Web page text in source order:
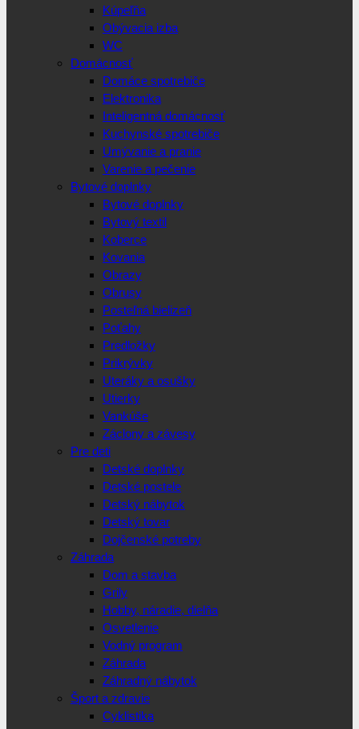
Kúpeľňa
Obývacia izba
WC
Domácnosť
Domáce spotrebiče
Elektronika
Inteligentná domácnosť
Kuchynské spotrebiče
Umývanie a pranie
Varenie a pečenie
Bytové doplnky
Bytové doplnky
Bytový textil
Koberce
Kovania
Obrazy
Obrusy
Posteľná bielizeň
Poťahy
Predložky
Prikrývky
Uteráky a osušky
Utierky
Vankúše
Záclony a závesy
Pre deti
Detské doplnky
Detské postele
Detský nábytok
Detský tovar
Dojčenské potreby
Záhrada
Dom a stavba
Grily
Hobby, náradie, dielňa
Osvetlenie
Vodný program
Záhrada
Záhradný nábytok
Šport a zdravie
Cyklistika